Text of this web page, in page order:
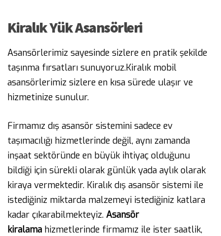
Kiralık Yük Asansörleri
Asansörlerimiz sayesinde sizlere en pratik şekilde
taşınma fırsatları sunuyoruz.Kiralık mobil
asansörlerimiz sizlere en kısa sürede ulaşır ve
hizmetinize sunulur.
Firmamız dış asansör sistemini sadece ev
taşımacılığı hizmetlerinde değil, aynı zamanda
inşaat sektöründe en büyük ihtiyaç olduğunu
bildiği için sürekli olarak günlük yada aylık olarak
kiraya vermektedir. Kiralık dış asansör sistemi ile
istediğiniz miktarda malzemeyi istediğiniz katlara
kadar çıkarabilmekteyiz. Asansör
kiralama hizmetlerinde firmamız ile ister saatlik,